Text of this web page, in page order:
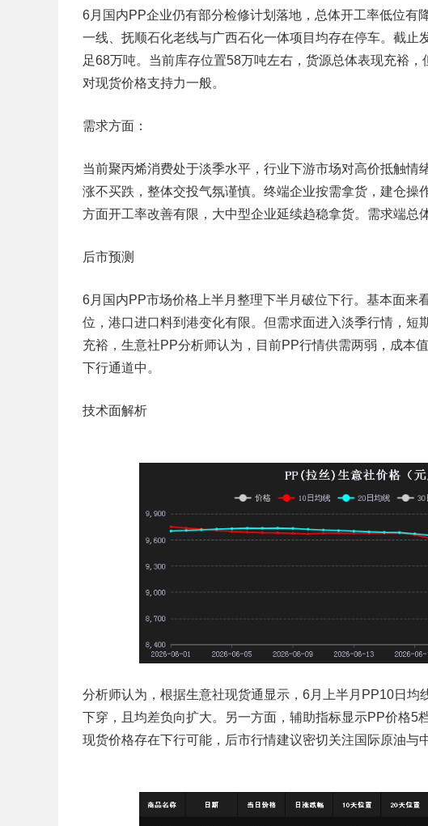
6月国内PP企业仍有部分检修计划落地，总体开工率低位有
一线、抚顺石化老线与广西石化一体项目均存在停车。截止
足68万吨。当前库存位置58万吨左右，货源总体表现充裕
对现货价格支持力一般。
需求方面：
当前聚丙烯消费处于淡季水平，行业下游市场对高价抵触情
涨不买跌，整体交投气氛谨慎。终端企业按需拿货，建仓操
方面开工率改善有限，大中型企业延续趋稳拿货。需求端总
后市预测
6月国内PP市场价格上半月整理下半月破位下行。基本面来
位，港口进口料到港变化有限。但需求面进入淡季行情，短
充裕，生意社PP分析师认为，目前PP行情供需两弱，成本
下行通道中。
技术面解析
分析师认为，根据生意社现货通显示，6月上半月PP10日均
下穿，且均差负向扩大。另一方面，辅助指标显示PP价格5
现货价格存在下行可能，后市行情建议密切关注国际原油与